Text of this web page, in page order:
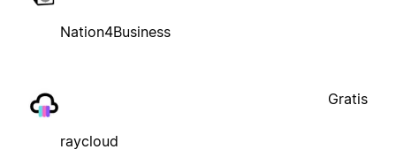
Nation4Business
raycloud
Gratis